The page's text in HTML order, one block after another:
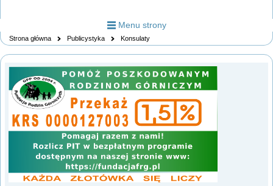
Menu strony
Strona główna Publicystyka Konsulaty